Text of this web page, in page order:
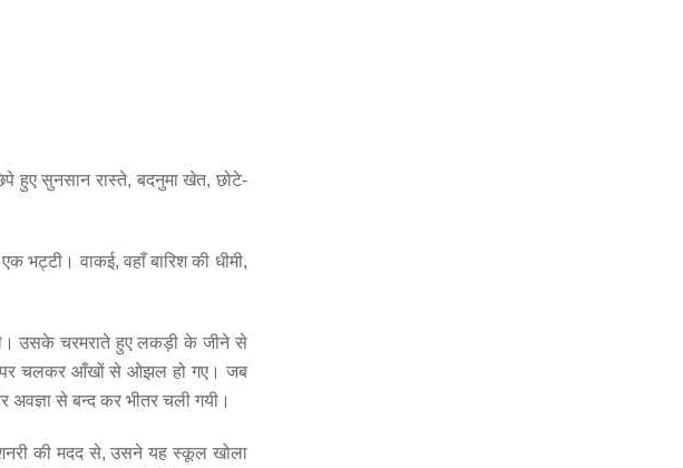
हुए सुनसान रास्ते, बदनुमा खेत, छोटे-
भट्टी। वाकई, वहाँ बारिश की धीमी,
उसके चरमराते हुए लकड़ी के जीने से
पर चलकर आँखों से ओझल हो गए। जब
से बन्द कर भीतर चली गयी।
की मदद से, उसने यह स्कूल खोला